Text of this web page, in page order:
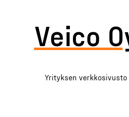
Veico
Yrityksen verkkosivusto